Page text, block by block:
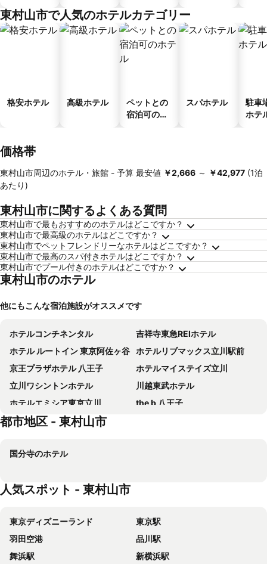
ゲストハウ
ス
東村山市で人気のホテルカテゴリー
格安ホテル 高級ホテル
ペットとの
宿泊可のホ
スパホテル
駐車
ホテ
価格帯
東村山市周辺のホテル・旅館 - 予算 最安値 ‎￥2,666 ～ ‎￥42,977 (1泊
あたり)
東村山市に関するよくある質問
東村山市で最もおすすめのホテルはどこですか？
東村山市で最高級のホテルはどこですか？
東村山市でペットフレンドリーなホテルはどこですか？
東村山市で最高のスパ付きホテルはどこですか？
東村山市でプール付きのホテルはどこですか？
東村山市のホテル
他にもこんな宿泊施設がオススメです
ホテルコンチネンタル
吉祥寺東急REIホテル
ホテル ルートイン 東京阿佐ヶ谷 ホテルリブマックス立川駅前
京王プラザホテル 八王子
ホテルマイステイズ立川
立川ワシントンホテル
川越東武ホテル
ホテルエミシア東京立川
the b 八王子
ホテルリブマックス八王子駅前
ホテルリブマックス調布駅前
ホテル日航立川 東京
ホテルリブマックス府中アネックス
東横イン東京八王子駅北口
東横INN立川駅北口
ホテルリブマックス BUDGET 府中
スーパーホテル埼玉川越
ホテルリブマックス東京羽村駅前
都市地区 - 東村山市
国分寺のホテル
人気スポット - 東村山市
東京ディズニーランド
東京駅
羽田空港
品川駅
舞浜駅
新横浜駅